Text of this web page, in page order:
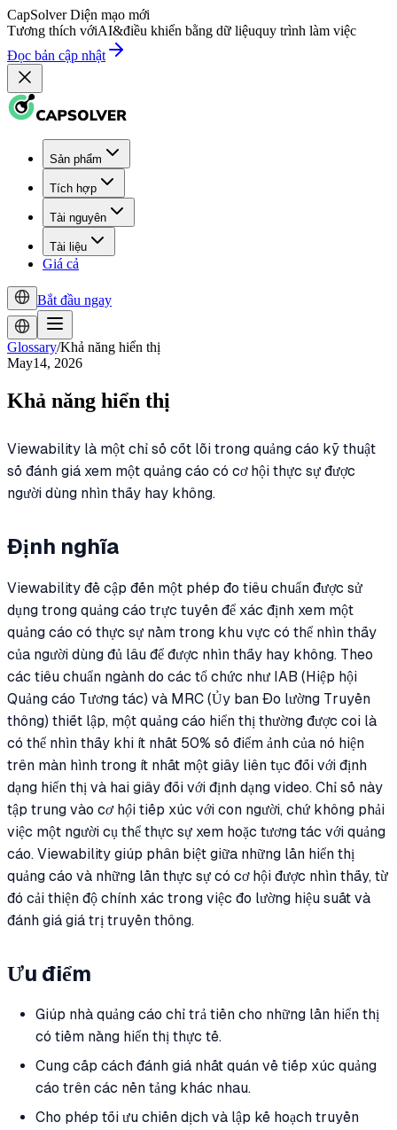
CapSolver Diện mạo mới
Tương thích vớiAI&điều khiển bằng dữ liệuquy trình làm việc
Đọc bản cập nhật
Sản phẩm
Tích hợp
Tài nguyên
Tài liệu
Giá cả
Bắt đầu ngay
Glossary/Khả năng hiển thị
May14, 2026
Khả năng hiển thị
Viewability là một chỉ số cốt lõi trong quảng cáo kỹ thuật
số đánh giá xem một quảng cáo có cơ hội thực sự được
người dùng nhìn thấy hay không.
Định nghĩa
Viewability đề cập đến một phép đo tiêu chuẩn được sử
dụng trong quảng cáo trực tuyến để xác định xem một
quảng cáo có thực sự nằm trong khu vực có thể nhìn thấy
của người dùng đủ lâu để được nhìn thấy hay không. Theo
các tiêu chuẩn ngành do các tổ chức như IAB (Hiệp hội
Quảng cáo Tương tác) và MRC (Ủy ban Đo lường Truyền
thông) thiết lập, một quảng cáo hiển thị thường được coi là
có thể nhìn thấy khi ít nhất 50% số điểm ảnh của nó hiện
trên màn hình trong ít nhất một giây liên tục đối với định
dạng hiển thị và hai giây đối với định dạng video. Chỉ số này
tập trung vào cơ hội tiếp xúc với con người, chứ không phải
việc một người cụ thể thực sự xem hoặc tương tác với quảng
cáo. Viewability giúp phân biệt giữa những lần hiển thị
quảng cáo và những lần thực sự có cơ hội được nhìn thấy, từ
đó cải thiện độ chính xác trong việc đo lường hiệu suất và
đánh giá giá trị truyền thông.
Ưu điểm
Giúp nhà quảng cáo chỉ trả tiền cho những lần hiển thị
có tiềm năng hiển thị thực tế.
Cung cấp cách đánh giá nhất quán về tiếp xúc quảng
cáo trên các nền tảng khác nhau.
Cho phép tối ưu chiến dịch và lập kế hoạch truyền